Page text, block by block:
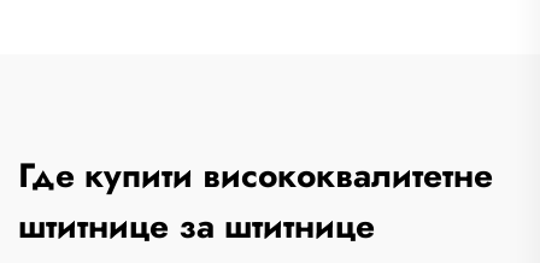
Где купити висококвалитетне
штитнице за штитнице